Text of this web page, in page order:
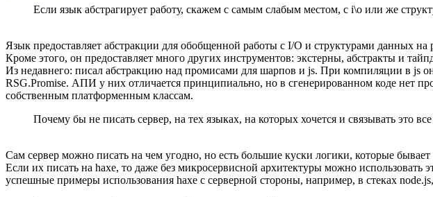
Если язык абстрагирует работу, скажем с самым слабым местом, с i\o или же
Язык предоставляет абстракции для обобщенной работы с I/O и структурами данных
Кроме этого, он предоставляет много других инструментов: экстерны, абстракты и
Из недавнего: писал абстракцию над промисами для шарпов и js. При компиляции в js
RSG.Promise. АПИ у них отличается принципиально, но в сгенерированном коде нет
собственным платформенным классам.
Почему бы не писать сервер, на тех языках, на которых хочется и связывать это
Сам сервер можно писать на чем угодно, но есть большие куски логики, которые бывает
Если их писать на haxe, то даже без микросервисной архитектуры можно
успешные примеры использования haxe c серверной стороны, например, в стеках